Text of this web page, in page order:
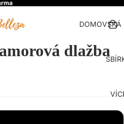
DOMOVSKÁ
dlažba